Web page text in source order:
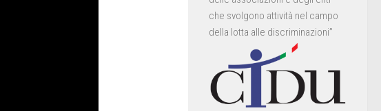
che svolgono attività nel campo
della lotta alle discriminazioni”